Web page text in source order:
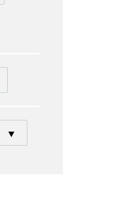
▼